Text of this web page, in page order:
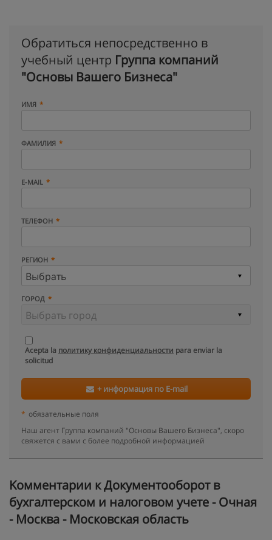
Обратиться непосредственно в
учебный центр Группа компаний
"Основы Вашего Бизнеса"
ИМЯ
ФАМИЛИЯ
E-MAIL
ТЕЛЕФОН
РЕГИОН
ГОРОД
Acepta la политику конфиденциальности para enviar la
solicitud
+ информация по E-mail
* обязательные поля
Наш агент Группа компаний "Основы Вашего Бизнеса", скоро
свяжется с вами с более подробной информацией
Kомментарии к Документооборот в
бухгалтерском и налоговом учете - Очная
- Москва - Московская область